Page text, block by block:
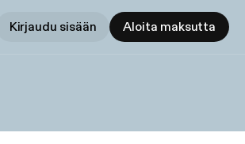
Kirjaudu sisään Aloita maksutta